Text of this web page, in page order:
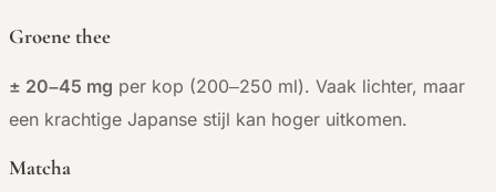
Groene thee
± 20–45 mg per kop (200–250 ml). Vaak lichter, maar
een krachtige Japanse stijl kan hoger uitkomen.
Matcha